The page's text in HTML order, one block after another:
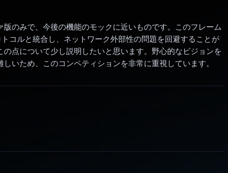
のみで、今後の機能のモックに近いものです。このフレーム
コルと統合し、ネットワーク外部性の問題を回避することが
点について少し説明したいと思います。野心的なビジョンを
いため、このコンペティションを非常に重視しています。